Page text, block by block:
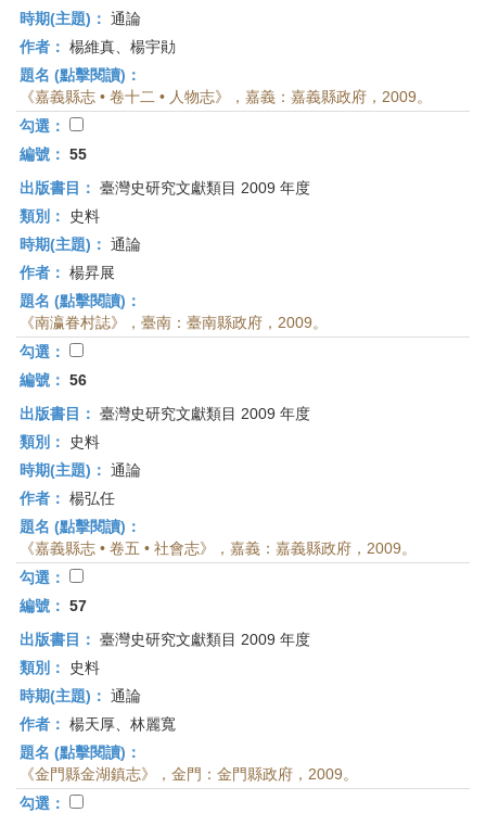
時期(主題)： 通論
作者： 楊維真、楊宇勛
題名 (點擊閱讀)：
《嘉義縣志 • 卷十二 • 人物志》，嘉義：嘉義縣政府，2009。
勾選：
編號： 55
出版書目： 臺灣史研究文獻類目 2009 年度
類別：
史料
時期(主題)： 通論
作者： 楊昇展
題名 (點擊閱讀)：
《南瀛眷村誌》，臺南：臺南縣政府，2009。
勾選：
編號： 56
出版書目： 臺灣史研究文獻類目 2009 年度
類別：
史料
時期(主題)： 通論
作者： 楊弘任
題名 (點擊閱讀)：
《嘉義縣志 • 卷五 • 社會志》，嘉義：嘉義縣政府，2009。
勾選：
編號： 57
出版書目： 臺灣史研究文獻類目 2009 年度
類別：
史料
時期(主題)： 通論
作者： 楊天厚、林麗寬
題名 (點擊閱讀)：
《金門縣金湖鎮志》，金門：金門縣政府，2009。
勾選：